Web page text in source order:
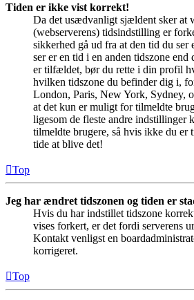
Tiden er ikke vist korrekt!
Da det usædvanligt sjældent sker at
(webserverens) tidsindstilling er
sikkerhed gå ud fra at den tid du
ser er en tid i en anden tidszone
er tilfældet, bør du rette i din profil
hvilken tidszone du befinder dig i,
London, Paris, New York, Sydney,
at det kun er muligt for tilmeldte
ligesom de fleste andre indstillinger
tilmeldte brugere, så hvis ikke du er
tide at blive det!
Top
Jeg har ændret tidszonen og tiden er
Hvis du har indstillet tidszone
vises forkert, er det fordi serverens
Kontakt venligst en
korrigeret.
Top